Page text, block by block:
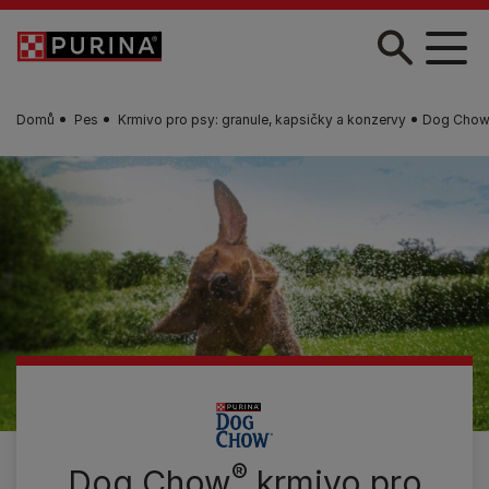
Skip to main content
Domů Pes Krmivo pro psy: granule, kapsičky a konzervy Dog
®